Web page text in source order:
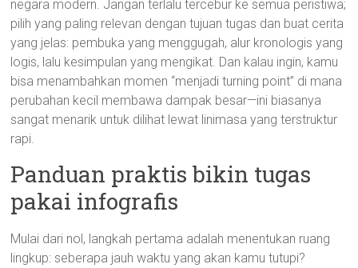
negara modern. Jangan terlalu tercebur ke semua peristiwa;
pilih yang paling relevan dengan tujuan tugas dan buat cerita
yang jelas: pembuka yang menggugah, alur kronologis yang
logis, lalu kesimpulan yang mengikat. Dan kalau ingin, kamu
bisa menambahkan momen “menjadi turning point” di mana
perubahan kecil membawa dampak besar—ini biasanya
sangat menarik untuk dilihat lewat linimasa yang terstruktur
rapi.
Panduan praktis bikin tugas
pakai infografis
Mulai dari nol, langkah pertama adalah menentukan ruang
lingkup: seberapa jauh waktu yang akan kamu tutupi?